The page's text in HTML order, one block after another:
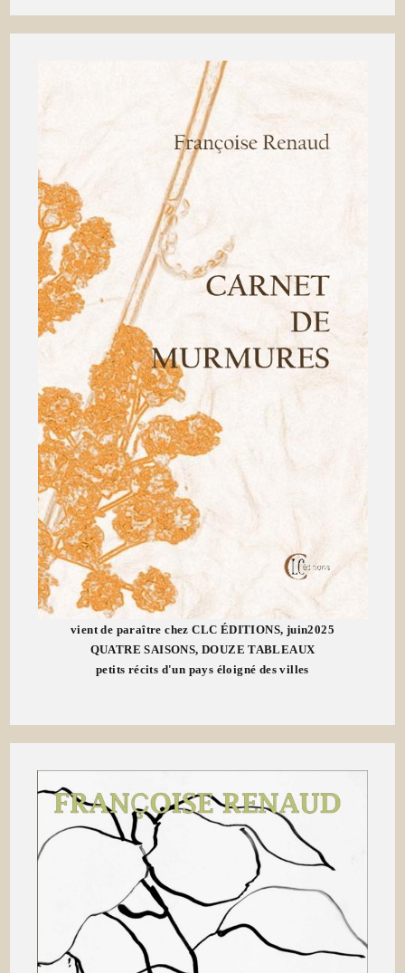
vient de paraître chez CLC ÉDITIONS, juin2025
QUATRE SAISONS, DOUZE TABLEAUX
petits récits d'un pays éloigné des villes